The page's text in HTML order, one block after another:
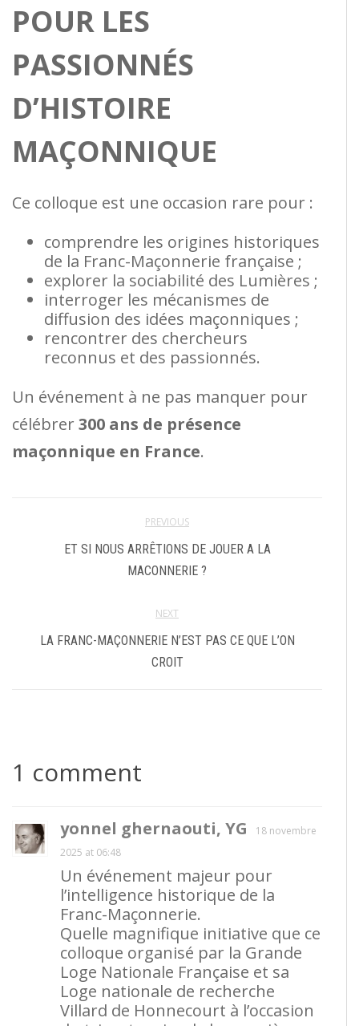
POUR LES
PASSIONNÉS
D’HISTOIRE
MAÇONNIQUE
Ce colloque est une occasion rare pour :
comprendre les origines historiques
de la Franc-Maçonnerie française ;
explorer la sociabilité des Lumières ;
interroger les mécanismes de
diffusion des idées maçonniques ;
rencontrer des chercheurs
reconnus et des passionnés.
Un événement à ne pas manquer pour
célébrer 300 ans de présence
maçonnique en France.
PREVIOUS
ET SI NOUS ARRÊTIONS DE JOUER A LA
MACONNERIE ?
NEXT
LA FRANC-MAÇONNERIE N’EST PAS CE QUE L’ON
CROIT
1 comment
yonnel ghernaouti, YG
18 novembre
2025 at 06:48
Un événement majeur pour
l’intelligence historique de la
Franc-Maçonnerie.
Quelle magnifique initiative que ce
colloque organisé par la Grande
Loge Nationale Française et sa
Loge nationale de recherche
Villard de Honnecourt à l’occasion